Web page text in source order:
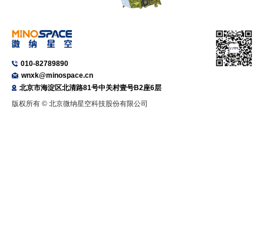
010-82789890
wnxk@minospace.cn
北京市海淀区北清路81号中关村壹号B2座6层
版权所有 © 北京微纳星空科技股份有限公司